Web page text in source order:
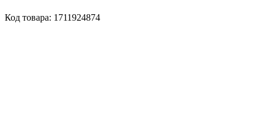
Код товара: 1711924874